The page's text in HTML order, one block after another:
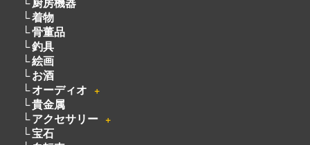
厨房機器
着物
骨董品
釣具
絵画
お酒
オーディオ
＋
貴金属
アクセサリー
＋
宝石